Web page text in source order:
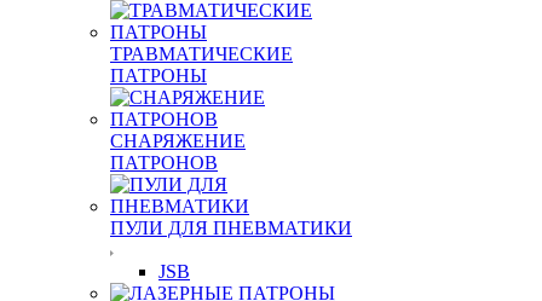
ТРАВМАТИЧЕСКИЕ
ПАТРОНЫ
СНАРЯЖЕНИЕ
ПАТРОНОВ
ПУЛИ ДЛЯ ПНЕВМАТИКИ
JSB